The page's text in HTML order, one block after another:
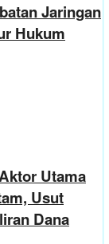
Jaringan
Hukum
Utama
Usut
Dana